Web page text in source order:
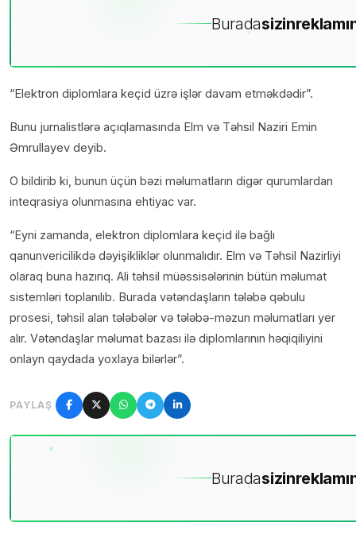
Buradasizin
“Elektron diplomlara keçid üzrə işlər davam etməkdədir”.
Bunu jurnalistlərə açıqlamasında Elm və Təhsil Naziri Emin
Əmrullayev deyib.
O bildirib ki, bunun üçün bəzi məlumatların digər qurumlardan
inteqrasiya olunmasına ehtiyac var.
“Eyni zamanda, elektron diplomlara keçid ilə bağlı
qanunvericilikdə dəyişikliklər olunmalıdır. Elm və Təhsil Nazirliyi
olaraq buna hazırıq. Ali təhsil müəssisələrinin bütün məlumat
sistemləri toplanılıb. Burada vətəndaşların tələbə qəbulu
prosesi, təhsil alan tələbələr və tələbə-məzun məlumatları yer
alır. Vətəndaşlar məlumat bazası ilə diplomlarının həqiqiliyini
onlayn qaydada yoxlaya bilərlər”.
PAYLAŞ
Buradasizin